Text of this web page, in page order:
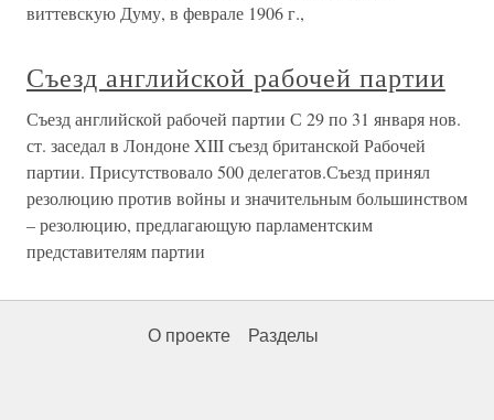
виттевскую Думу, в феврале 1906 г.,
Съезд английской рабочей партии
Съезд английской рабочей партии С 29 по 31 января нов.
ст. заседал в Лондоне XIII съезд британской Рабочей
партии. Присутствовало 500 делегатов.Съезд принял
резолюцию против войны и значительным большинством
– резолюцию, предлагающую парламентским
представителям партии
О проекте Разделы